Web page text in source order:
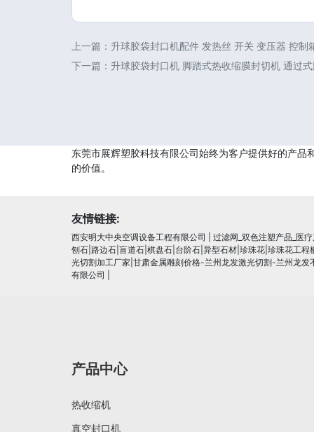
上一篇： 升球胶袋封口机配件 发热丝 开关 变压器 控制
下一篇： 升球胶袋封口机 脚踏式热收缩膜封切机 通过
东莞市展辉塑胶科技有限公司始终为客户提供好的产
的价值。
友情链接:
西安明大中央空调设备工程有限公司
过滤网_双色注塑产品_医
刨石|路边石|盲道石|棋盘石|台阶石|异型石材|珍珠花|珍珠花工
光切割加工厂家|甘肃金属雕刻价格-兰州龙发激光切割-兰州龙发
有限公司
产品中心
热收缩机
真空封口机